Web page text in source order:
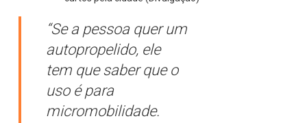
“Se a pessoa quer um
autopropelido, ele
tem que saber que o
uso é para
micromobilidade.